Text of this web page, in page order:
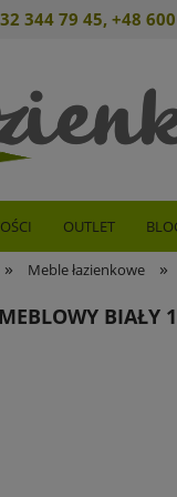
32 344 79 45, +48
OUTLET
» Meble łazienkowe »
BIAŁY